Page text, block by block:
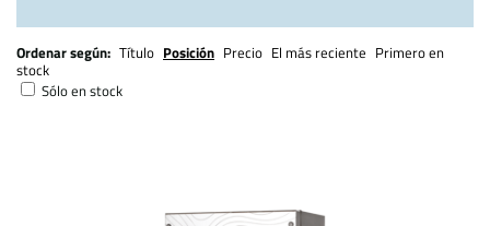
Ordenar según: Título Posición Precio El más reciente Primero en
stock
Sólo en stock